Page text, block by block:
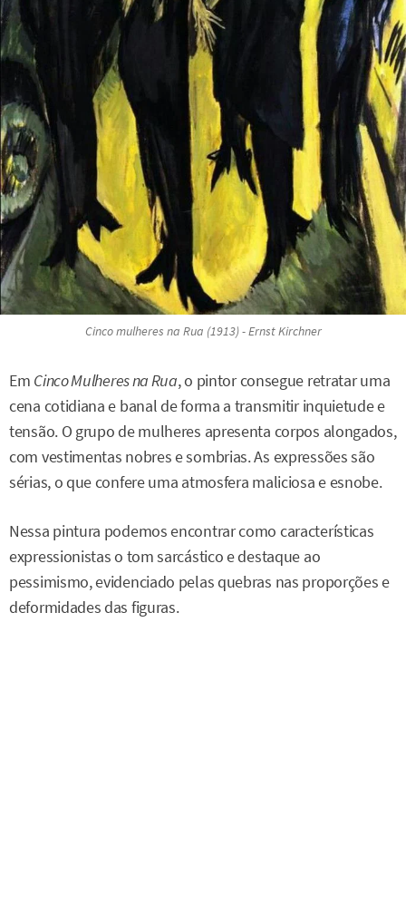
Cinco mulheres na Rua (1913) - Ernst Kirchner
Em Cinco Mulheres na Rua, o pintor consegue retratar uma
cena cotidiana e banal de forma a transmitir inquietude e
tensão. O grupo de mulheres apresenta corpos alongados,
com vestimentas nobres e sombrias. As expressões são
sérias, o que confere uma atmosfera maliciosa e esnobe.
Nessa pintura podemos encontrar como características
expressionistas o tom sarcástico e destaque ao
pessimismo, evidenciado pelas quebras nas proporções e
deformidades das figuras.